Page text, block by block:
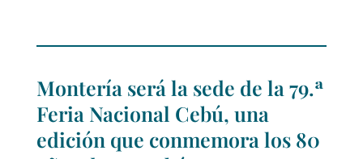
Montería será la sede de la 79.ª
Feria Nacional Cebú, una
edición que conmemora los 80